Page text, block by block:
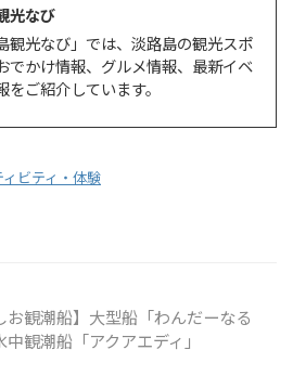
光なび
観光なび」では、淡路島の観光スポ
でかけ情報、グルメ情報、最新イベ
をご紹介しています。
ィビティ・体験
お観潮船】大型船「わんだーなる
中観潮船「アクアエディ」